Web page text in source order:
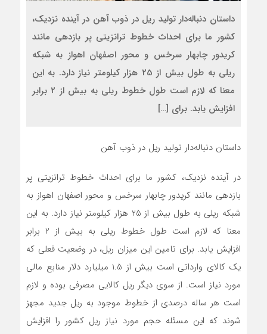
داستان دنباله‌دار تولید ریل در ذوب آهن در آینده نزدیک،
کشور ما برای احداث خطوط ترانزیتی پر بازدهی مانند
کریدور چابهار سرخس و محور اصفهان اهواز به شبکه
ریلی به طول بیش از 25 هزار کیلومتر نیاز دارد. به این
معنا که لازم است طول خطوط ریلی به بیش از 2 برابر
افزایش یابد. برای […]
داستان دنباله‌دار تولید ریل در ذوب آهن
در آینده نزدیک، کشور ما برای احداث خطوط ترانزیتی پر
بازدهی مانند کریدور چابهار سرخس و محور اصفهان اهواز به
شبکه ریلی به طول بیش از 25 هزار کیلومتر نیاز دارد. به این
معنا که لازم است طول خطوط ریلی به بیش از 2 برابر
افزایش یابد. برای تامین این میزان ریل، در وضعیت فعلی که
یک کالای وارداتی است بیش از 1.5 میلیارد دلار منابع مالی
مورد نیاز است. از سوی دیگر ریل کالایی مصرفی بوده و لازم
است هر ساله درصدی از خطوط موجود به ریل جدید مجهز
شوند که این مسئله حجم مورد نیاز ریل کشور را افزایش